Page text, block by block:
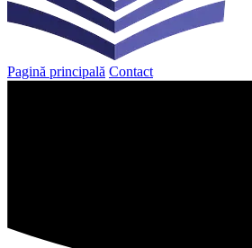
Pagină principală Contact